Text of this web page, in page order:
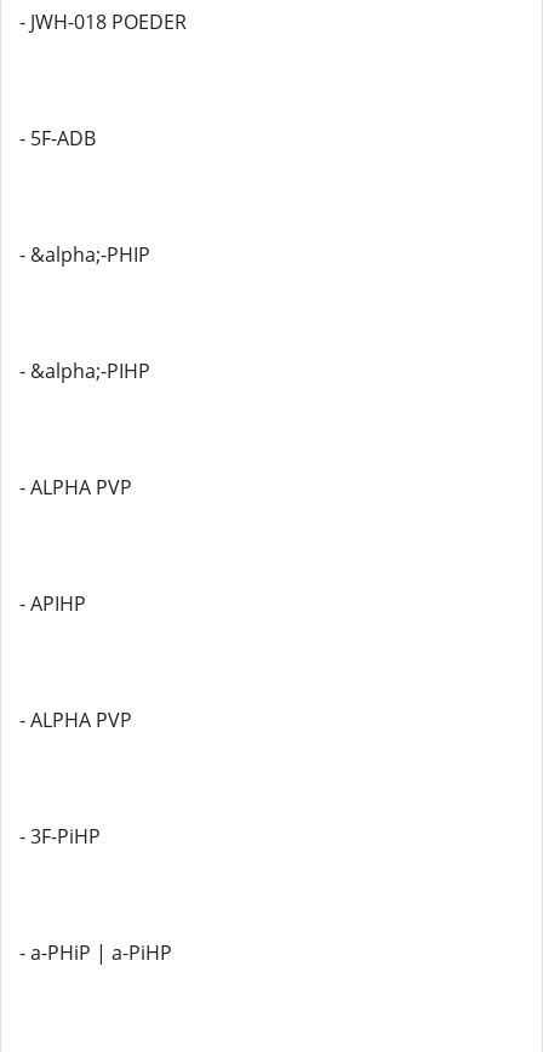
- JWH-018 POEDER
- 5F-ADB
- &alpha;-PHIP
- &alpha;-PIHP
- ALPHA PVP
- APIHP
- ALPHA PVP
- 3F-PiHP
- a-PHiP | a-PiHP